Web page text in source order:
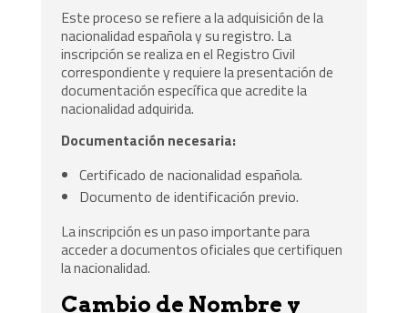
Este proceso se refiere a la adquisición de la
nacionalidad española y su registro. La
inscripción se realiza en el Registro Civil
correspondiente y requiere la presentación de
documentación específica que acredite la
nacionalidad adquirida.
Documentación necesaria:
Certificado de nacionalidad española.
Documento de identificación previo.
La inscripción es un paso importante para
acceder a documentos oficiales que certifiquen
la nacionalidad.
Cambio de Nombre y